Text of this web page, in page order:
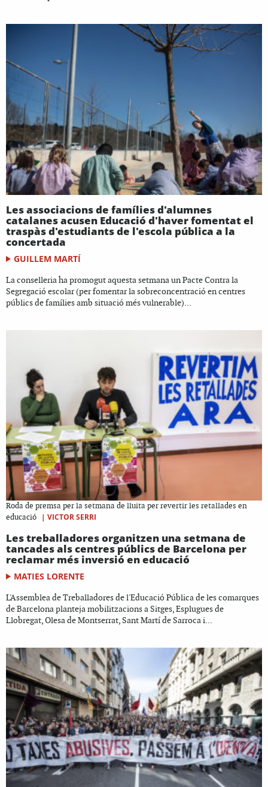
Les associacions de famílies d'alumnes
catalanes acusen Educació d'haver fomentat el
traspàs d'estudiants de l'escola pública a la
concertada
GUILLEM MARTÍ
La conselleria ha promogut aquesta setmana un Pacte Contra la
Segregació escolar (per fomentar la sobreconcentració en centres
públics de famílies amb situació més vulnerable)...
Roda de premsa per la setmana de lluita per revertir les retallades en
educació
| VICTOR SERRI
Les treballadores organitzen una setmana de
tancades als centres públics de Barcelona per
reclamar més inversió en educació
MATIES LORENTE
L'Assemblea de Treballadores de l'Educació Pública de les comarques
de Barcelona planteja mobilitzacions a Sitges, Esplugues de
Llobregat, Olesa de Montserrat, Sant Martí de Sarroca i...